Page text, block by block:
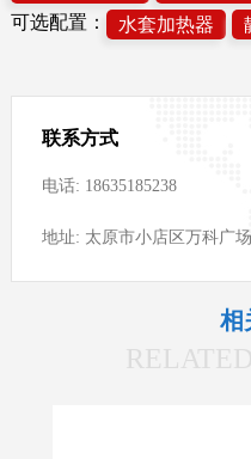
可选配置：
水套加热器
联系方式
电话: 18635185238
地址: 太原市小店区万科广
相